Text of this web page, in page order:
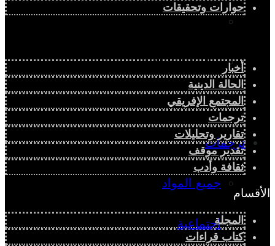
دراسة اجتماعية
دراسة اقتصادية
ترجمات
جميع المواد
اجتماعية
حوارات وتحقيقات
أخبار
الحالة الدينية
المجتمع الإفريقي
ترجمات
تقارير وتحليلات
تقدير موقف
ثقافة وأدب
الأقسام
المجلة
كتاب قراءات